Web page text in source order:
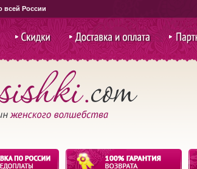
Скидки и
акции
Доставка и оплата
для
оптом
всей России
.Костюм Гладиатор женский S
купили: ,,Индейский Новогодний
.Костюм Гладиатор женский S
,.Боди красное с чулками XS